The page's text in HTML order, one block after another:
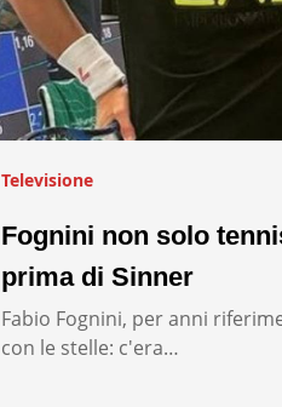
Televisione
Fognini non solo
prima di Sinner
Fabio Fognini, per anni
con le stelle: c'era…